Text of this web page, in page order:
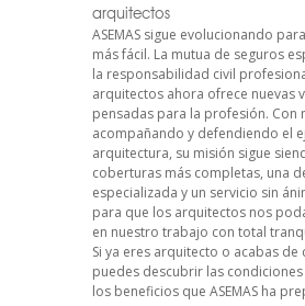
arquitectos
ASEMAS sigue evolucionando
más fácil. La mutua de seguros
la responsabilidad civil
arquitectos ahora ofrece nuevas
pensadas para la profesión. Con
acompañando y defendiendo el
arquitectura, su misión sigue
coberturas más completas, una
especializada y un servicio sin
para que los arquitectos nos
en nuestro trabajo con total
Si ya eres arquitecto o acabas de
puedes descubrir las
los beneficios que ASEMAS ha